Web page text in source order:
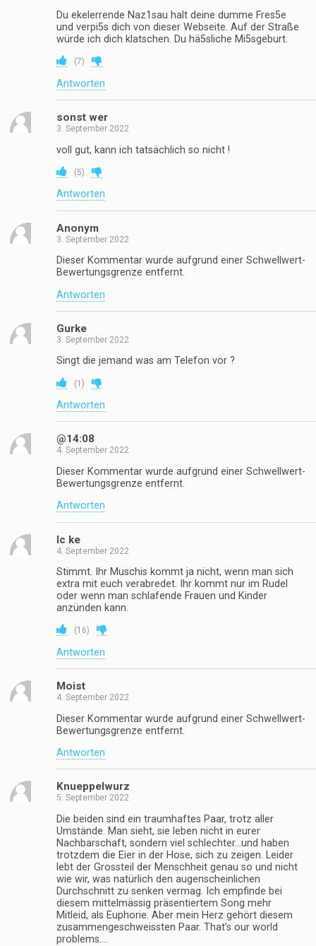
Du ekelerrende Naz1sau halt deine dumme Fres5e
und verpi5s dich von dieser Webseite. Auf der Straße
würde ich dich klatschen. Du hä5sliche Mi5sgeburt.
(7)
Antworten
sonst wer
3. September 2022
voll gut, kann ich tatsächlich so nicht !
(5)
Antworten
Anonym
3. September 2022
Dieser Kommentar wurde aufgrund einer Schwellwert-
Bewertungsgrenze entfernt.
Antworten
Gurke
3. September 2022
Singt die jemand was am Telefon vor ?
(1 )
Antworten
@14:08
4. September 2022
Dieser Kommentar wurde aufgrund einer Schwellwert-
Bewertungsgrenze entfernt.
Antworten
Ic ke
4. September 2022
Stimmt. Ihr Muschis kommt ja nicht, wenn man sich
extra mit euch verabredet. Ihr kommt nur im Rudel
oder wenn man schlafende Frauen und Kinder
anzünden kann.
(16)
Antworten
Moist
4. September 2022
Dieser Kommentar wurde aufgrund einer Schwellwert-
Bewertungsgrenze entfernt.
Antworten
Knueppelwurz
5. September 2022
Die beiden sind ein traumhaftes Paar, trotz aller
Umstände. Man sieht, sie leben nicht in eurer
Nachbarschaft, sondern viel schlechter…und haben
trotzdem die Eier in der Hose, sich zu zeigen. Leider
lebt der Grossteil der Menschheit genau so und nicht
wie wir, was natürlich den augenscheinlichen
Durchschnitt zu senken vermag. Ich empfinde bei
diesem mittelmässig präsentiertem Song mehr
Mitleid, als Euphorie. Aber mein Herz gehört diesem
zusammengeschweissten Paar. That’s our world
problems….